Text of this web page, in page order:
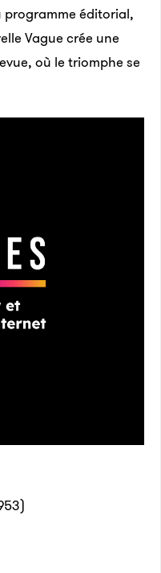
éditorial,
Vague crée une
où le triomphe se